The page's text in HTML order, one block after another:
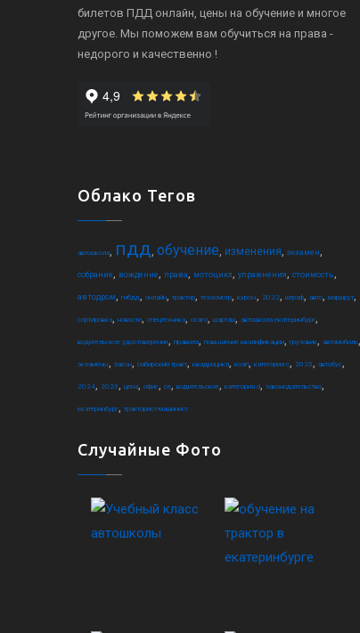
билетов ПДД онлайн, цены на обучение и многое
другое. Мы поможем вам обучиться на права -
недорого и качественно !
Облако Тегов
автошкола пдд обучение изменения экзамен
собрание вождение права мотоцикл упражнения стоимость
автодром гибдд онлайн трактор техосмотр курсы 2022 штраф авто маршрут
сортировка новости спецтехника осаго шарташ автошкола екатеринбург
водительское удостоверение правила повышение квалификации грузовик автомобиль
экзамены закон сибирский тракт квадроцикл коап категория c 2025 автобус
2024 2023 цена офис ce водительское категория d законодательство
екатеринбург тракторист-машинист
Случайные Фото